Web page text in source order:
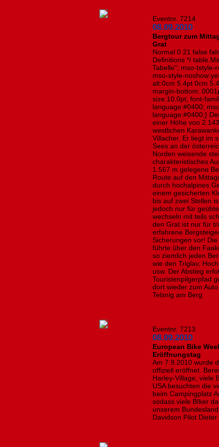
Eventnr. 7214
08.09.2010
Bergtour zum
Grat
Normal 0 21 false
Definitions */
Tabelle"; mso-tstyle-
mso-style-
alt:0cm 5.4pt 0cm
margin-
size:10.0pt; font-
language:#0400;
language:#0400;}
einer Höhe von
westlichen
Villacher. Er liegt im
Sees an der
Norden weisende
charakteristisches
1.567 m gelegene
Route auf den
durch hochalpines
einem gesicherten
bis auf zwei Stellen
jedoch nur für
wechseln mit teils
den Grat ist nur für
erfahrene
Sicherungen vor!
führte über den
so ziemlich jeden
wie den Triglav,
usw. Der Abstieg
Touristenpilgerpfad
dort wieder zum
Telsnig am Berg
Eventnr. 7213
08.09.2010
European Bike
Eröffnungstag
Am 7.9.2010 wurde
offiziell eröffnet.
Harley-Village, viele
USA besuchten die
beim Campingplatz
sodass viele BIker
unserem
Davidson Pilot